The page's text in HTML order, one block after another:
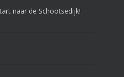
naar de Schootsedijk!